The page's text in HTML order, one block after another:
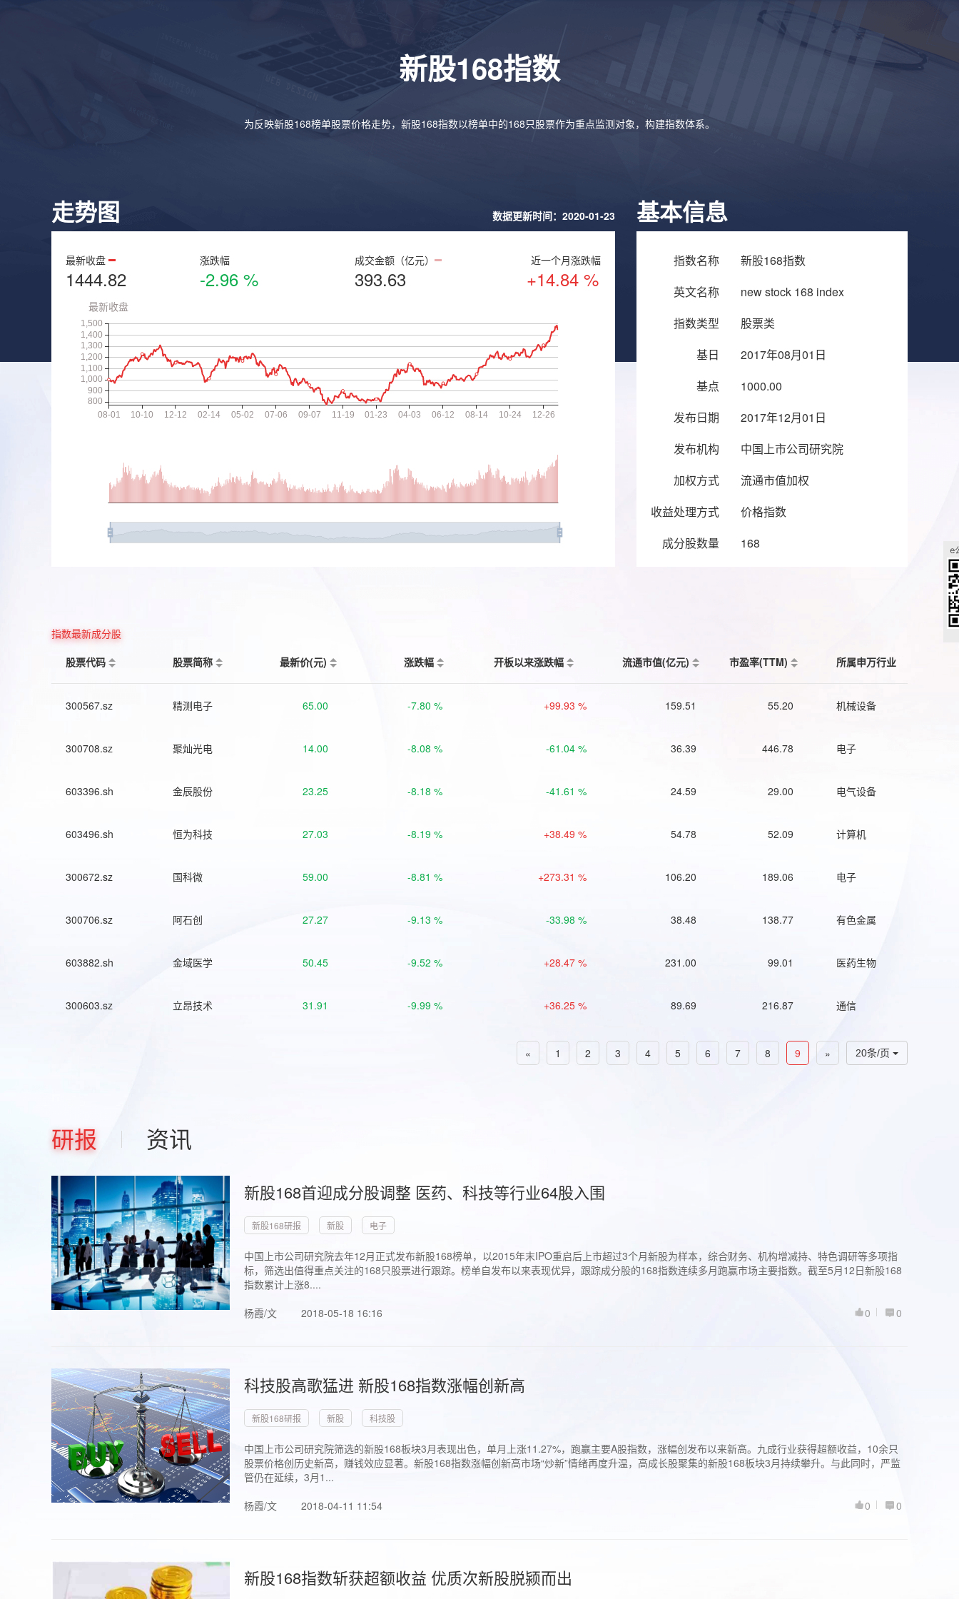
新股168指数
为反映新股168榜单股票价格走势，新股168指数以榜单中的168只股票作为重点监测对象，构建指数体系。
走势图 数据更新时间：2020-01-23
最新收盘
1444.82
涨跌幅
-2.96 %
成交金额（亿元）
393.63
近一个月涨跌幅
+14.84 %
基本信息
指数名称
新股168指数
英文名称
new stock 168 index
指数类型
股票类
基日
2017年08月01日
基点
1000.00
发布日期
2017年12月01日
发布机构
中国上市公司研究院
加权方式
流通市值加权
收益处理方式
价格指数
成分股数量
168
指数最新成分股
股票代码
股票简称 最新价(元) 涨跌幅 开板以来涨跌幅 流通市值(亿元) 市盈率(TTM) 所属申万行业
300567.sz 精测电子 65.00 -7.80 % +99.93 % 159.51 55.20 机械设备
300708.sz 聚灿光电 14.00 -8.08 % -61.04 % 36.39 446.78 电子
603396.sh 金辰股份 23.25 -8.18 % -41.61 % 24.59 29.00 电气设备
603496.sh 恒为科技 27.03 -8.19 % +38.49 % 54.78 52.09 计算机
300672.sz 国科微 59.00 -8.81 % +273.31 % 106.20 189.06 电子
300706.sz 阿石创 27.27 -9.13 % -33.98 % 38.48 138.77 有色金属
603882.sh 金域医学 50.45 -9.52 % +28.47 % 231.00 99.01 医药生物
300603.sz 立昂技术 31.91 -9.99 % +36.25 % 89.69 216.87 通信
20条/页
« 1 2 3 4 5 6 7 8 9 »
研报 资讯
新股168首迎成分股调整 医药、科技等行业64股入围
新股168研报 新股 电子
中国上市公司研究院去年12月正式发布新股168榜单，以2015年末IPO重启后上市超过3个月新股为样本，综合财务、机构增减持、特色调研等多项指
标，筛选出值得重点关注的168只股票进行跟踪。榜单自发布以来表现优异，跟踪成分股的168指数连续多月跑赢市场主要指数。截至5月12日新股168
指数累计上涨8....
杨霞/文
2018-05-18 16:16 0
0
科技股高歌猛进 新股168指数涨幅创新高
新股168研报 新股 科技股
中国上市公司研究院筛选的新股168板块3月表现出色，单月上涨11.27%，跑赢主要A股指数，涨幅创发布以来新高。九成行业获得超额收益，10余只
股票价格创历史新高，赚钱效应显著。新股168指数涨幅创新高市场“炒新”情绪再度升温，高成长股聚集的新股168板块3月持续攀升。与此同时，严监
管仍在延续，3月1...
杨霞/文
2018-04-11 11:54 0
0
新股168指数斩获超额收益 优质次新股脱颍而出